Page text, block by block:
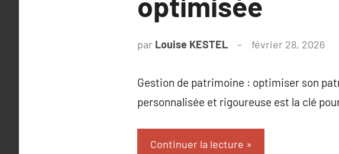
par Louise KESTEL février 28, 2026
Gestion de patrimoine : optimiser son
personnalisée et rigoureuse est la clé
Continuer la lecture